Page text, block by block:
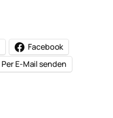
Facebook
Per E-Mail senden